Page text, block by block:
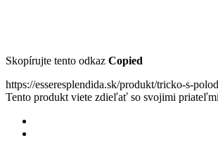
Skopírujte tento odkaz Copied
https://esseresplendida.sk/produkt/tricko-s-
Tento produkt viete zdieľať so svojimi priateľmi